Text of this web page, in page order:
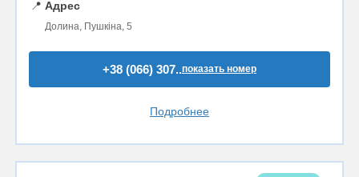
📍 Адрес
Долина, Пушкіна, 5
+38 (066) 307..показать номер
Подробнее